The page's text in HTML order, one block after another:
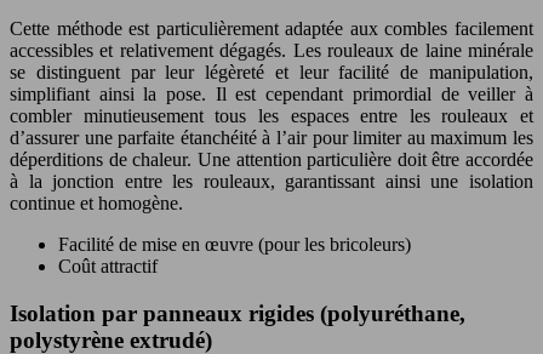
Cette méthode est particulièrement adaptée aux combles facilement
accessibles et relativement dégagés. Les rouleaux de laine minérale
se distinguent par leur légèreté et leur facilité de manipulation,
simplifiant ainsi la pose. Il est cependant primordial de veiller à
combler minutieusement tous les espaces entre les rouleaux et
d’assurer une parfaite étanchéité à l’air pour limiter au maximum les
déperditions de chaleur. Une attention particulière doit être accordée
à la jonction entre les rouleaux, garantissant ainsi une isolation
continue et homogène.
Facilité de mise en œuvre (pour les bricoleurs)
Coût attractif
Isolation par panneaux rigides (polyuréthane,
polystyrène extrudé)